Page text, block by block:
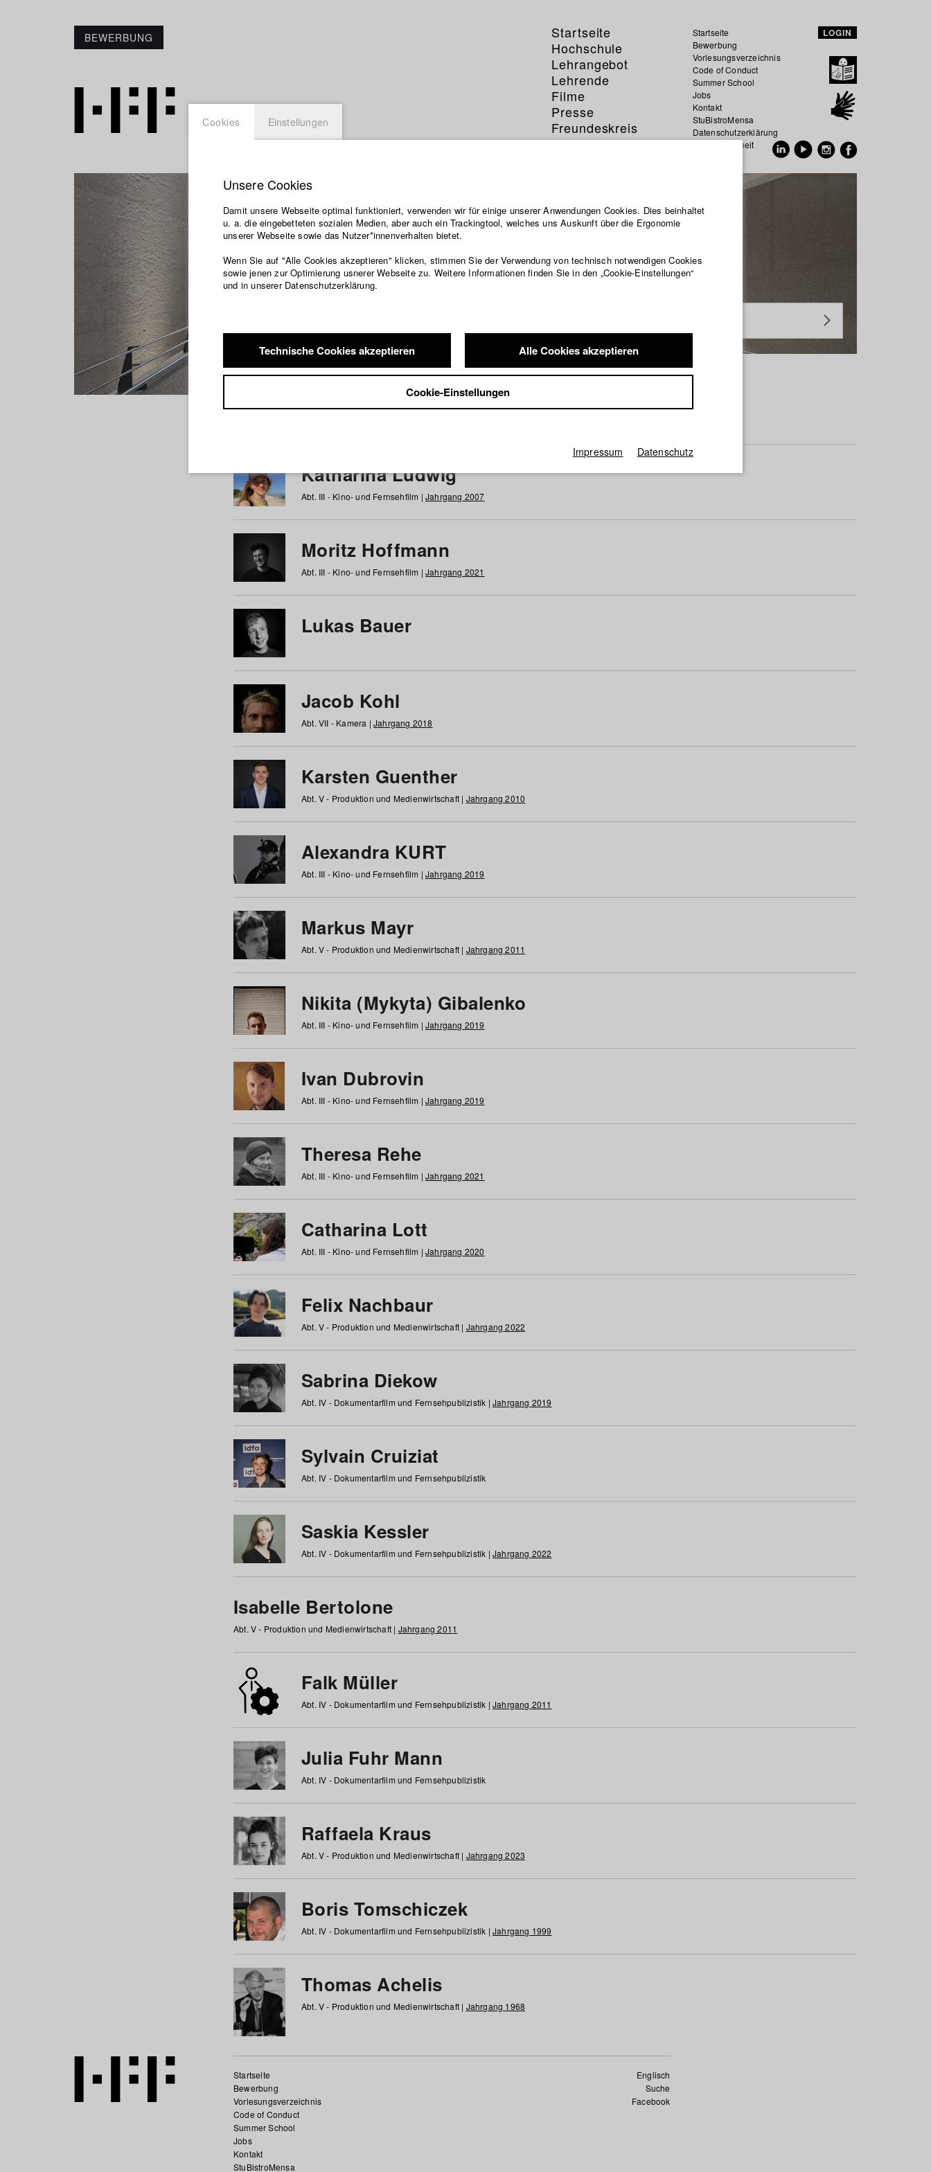
BEWERBUNG
Startseite
Hochschule
Lehrangebot
Lehrende
Filme
Presse
Freundeskreis
Service
Startseite
Bewerbung
Vorlesungsverzeichnis
Code of Conduct
Summer School
Jobs
Kontakt
StuBistroMensa
Datenschutzerklärung
Datensicherheit
LOGIN
Studierende / Alumni
a b c d e f g h i j k l m n o p q r s t u v w x y z Alle
Katharina Ludwig
Abt. III - Kino- und Fernsehfilm | Jahrgang 2007
Moritz Hoffmann
Abt. III - Kino- und Fernsehfilm | Jahrgang 2021
Lukas Bauer
Jacob Kohl
Abt. VII - Kamera | Jahrgang 2018
Karsten Guenther
Abt. V - Produktion und Medienwirtschaft | Jahrgang 2010
Alexandra KURT
Abt. III - Kino- und Fernsehfilm | Jahrgang 2019
Markus Mayr
Abt. V - Produktion und Medienwirtschaft | Jahrgang 2011
Nikita (Mykyta) Gibalenko
Abt. III - Kino- und Fernsehfilm | Jahrgang 2019
Ivan Dubrovin
Abt. III - Kino- und Fernsehfilm | Jahrgang 2019
Theresa Rehe
Abt. III - Kino- und Fernsehfilm | Jahrgang 2021
Catharina Lott
Abt. III - Kino- und Fernsehfilm | Jahrgang 2020
Felix Nachbaur
Abt. V - Produktion und Medienwirtschaft | Jahrgang 2022
Sabrina Diekow
Abt. IV - Dokumentarfilm und Fernsehpublizistik | Jahrgang 2019
Sylvain Cruiziat
Abt. IV - Dokumentarfilm und Fernsehpublizistik
Saskia Kessler
Abt. IV - Dokumentarfilm und Fernsehpublizistik | Jahrgang 2022
Isabelle Bertolone
Abt. V - Produktion und Medienwirtschaft | Jahrgang 2011
Falk Müller
Abt. IV - Dokumentarfilm und Fernsehpublizistik | Jahrgang 2011
Julia Fuhr Mann
Abt. IV - Dokumentarfilm und Fernsehpublizistik
Raffaela Kraus
Abt. V - Produktion und Medienwirtschaft | Jahrgang 2023
Boris Tomschiczek
Abt. IV - Dokumentarfilm und Fernsehpublizistik | Jahrgang 1999
Thomas Achelis
Abt. V - Produktion und Medienwirtschaft | Jahrgang 1968
Englisch
Suche
Facebook
Startseite
Bewerbung
Vorlesungsverzeichnis
Code of Conduct
Summer School
Jobs
Kontakt
StuBistroMensa
Cookies Einstellungen
Unsere Cookies
Damit unsere Webseite optimal funktioniert, verwenden wir für einige unserer Anwendungen Cookies. Dies beinhaltet
u. a. die eingebetteten sozialen Medien, aber auch ein Trackingtool, welches uns Auskunft über die Ergonomie
unserer Webseite sowie das Nutzer*innenverhalten bietet.
Wenn Sie auf "Alle Cookies akzeptieren" klicken, stimmen Sie der Verwendung von technisch notwendigen Cookies
sowie jenen zur Optimierung usnerer Webseite zu. Weitere Informationen finden Sie in den „Cookie-Einstellungen“
und in unserer Datenschutzerklärung.
Technische Cookies akzeptieren Alle Cookies akzeptieren
Cookie-Einstellungen
Impressum Datenschutz